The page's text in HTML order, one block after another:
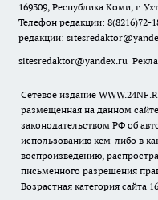
169309, Республика Коми, г.
Телефон редакции: 8(8216)72-
редакции:
sitesredaktor@yandex.ru
Сетевое издание
размещенная на данном
законодательством РФ об
использованию кем-либо в
воспроизведению,
письменного разрешения
Возрастная категория сайта